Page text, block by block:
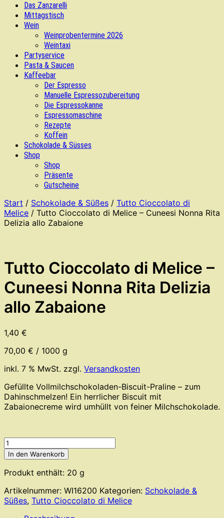
Das Zanzarelli
Mittagstisch
Wein
Weinprobentermine 2026
Weintaxi
Partyservice
Pasta & Saucen
Kaffeebar
Der Espresso
Manuelle Espressozubereitung
Die Espressokanne
Espressomaschine
Rezepte
Koffein
Schokolade & Süsses
Shop
Shop
Präsente
Gutscheine
Start / Schokolade & Süßes / Tutto Cioccolato di
Melice / Tutto Cioccolato di Melice – Cuneesi Nonna Rita
Delizia allo Zabaione
Tutto Cioccolato di Melice –
Cuneesi Nonna Rita Delizia
allo Zabaione
1,40 €
70,00 € / 1000 g
inkl. 7 % MwSt. zzgl. Versandkosten
Gefüllte Vollmilchschokoladen-Biscuit-Praline – zum
Dahinschmelzen! Ein herrlicher Biscuit mit
Zabaionecreme wird umhüllt von feiner Milchschokolade.
Tutto
Cioccolato
di
Melice
Cuneesi
Nonna
In den Warenkorb
Produkt enthält: 20 g
Artikelnummer: WI16200 Kategorien: Schokolade &
Süßes, Tutto Cioccolato di Melice